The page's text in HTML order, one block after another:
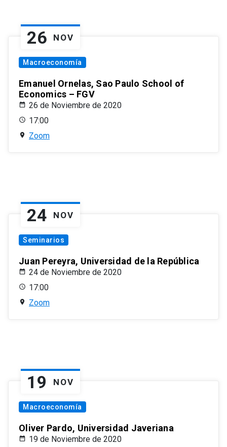
26 NOV
Macroeconomía
Emanuel Ornelas, Sao Paulo School of
Economics – FGV
26 de Noviembre de 2020
17:00
Zoom
24 NOV
Seminarios
Juan Pereyra, Universidad de la República
24 de Noviembre de 2020
17:00
Zoom
19 NOV
Macroeconomía
Oliver Pardo, Universidad Javeriana
19 de Noviembre de 2020